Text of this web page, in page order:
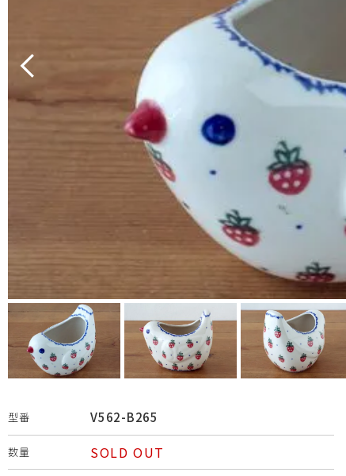
型番 V562-B265
数量
SOLD OUT